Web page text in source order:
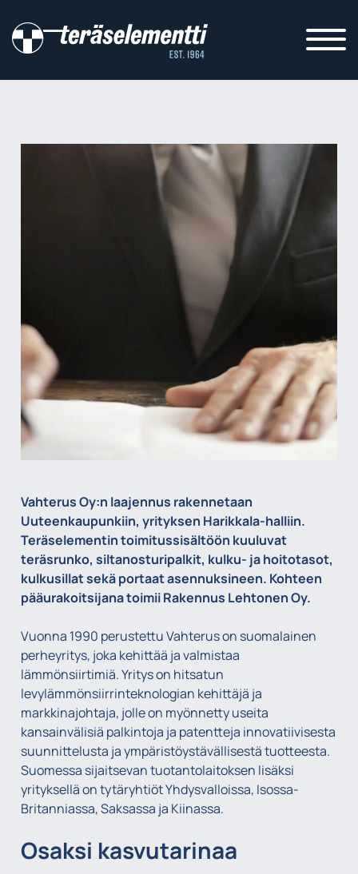
Vahterus Oy:n laajennus rakennetaan
Uuteenkaupunkiin, yrityksen Harikkala-halliin.
Teräselementin toimitussisältöön kuuluvat
teräsrunko, siltanosturipalkit, kulku- ja hoitotasot,
kulkusillat sekä portaat asennuksineen. Kohteen
pääurakoitsijana toimii Rakennus Lehtonen Oy.
Vuonna 1990 perustettu Vahterus on suomalainen
perheyritys, joka kehittää ja valmistaa
lämmönsiirtimiä. Yritys on hitsatun
levylämmönsiirrinteknologian kehittäjä ja
markkinajohtaja, jolle on myönnetty useita
kansainvälisiä palkintoja ja patentteja innovatiivisesta
suunnittelusta ja ympäristöystävällisestä tuotteesta.
Suomessa sijaitsevan tuotantolaitoksen lisäksi
yrityksellä on tytäryhtiöt Yhdysvalloissa, Isossa-
Britanniassa, Saksassa ja Kiinassa.
Osaksi kasvutarinaa